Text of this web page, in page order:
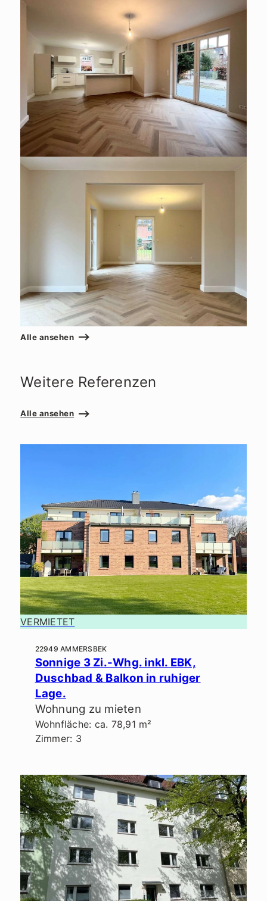
Alle ansehen
Weitere Referenzen
Alle ansehen
VERMIETET
22949 AMMERSBEK
Sonnige 3 Zi.-Whg. inkl. EBK,
Duschbad & Balkon in ruhiger
Lage.
Wohnung zu mieten
Wohnfläche: ca. 78,91 m²
Zimmer: 3